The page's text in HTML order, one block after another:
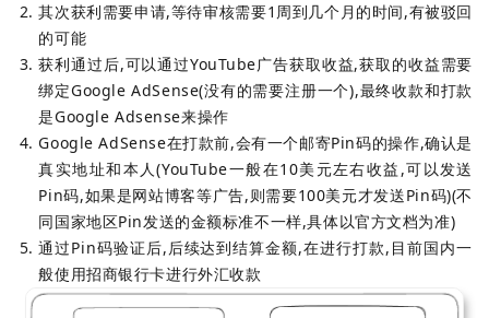
其次获利需要申请,等待审核需要1周到几个月的时间,有被驳回
的可能
获利通过后,可以通过YouTube广告获取收益,获取的收益需要
绑定Google AdSense(没有的需要注册一个),最终收款和打款
是Google Adsense来操作
Google AdSense在打款前,会有一个邮寄Pin码的操作,确认是
真实地址和本人(YouTube一般在10美元左右收益,可以发送
Pin码,如果是网站博客等广告,则需要100美元才发送Pin码)(不
同国家地区Pin发送的金额标准不一样,具体以官方文档为准)
通过Pin码验证后,后续达到结算金额,在进行打款,目前国内一
般使用招商银行卡进行外汇收款